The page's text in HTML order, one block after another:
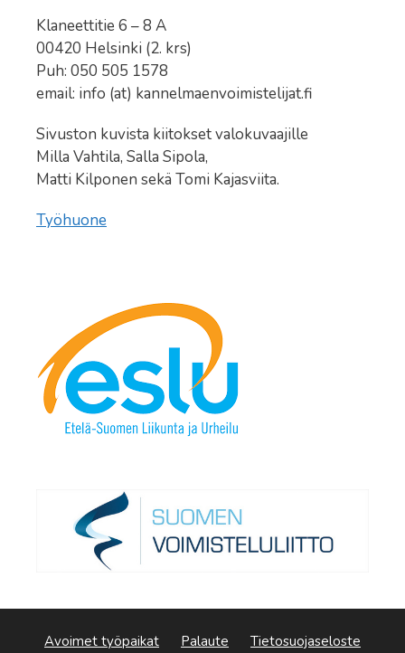
Klaneettitie 6 – 8 A
00420 Helsinki (2. krs)
Puh: 050 505 1578
email: info (at) kannelmaenvoimistelijat.fi
Sivuston kuvista kiitokset valokuvaajille
Milla Vahtila, Salla Sipola,
Matti Kilponen sekä Tomi Kajasviita.
Työhuone
Avoimet työpaikat Palaute Tietosuojaseloste